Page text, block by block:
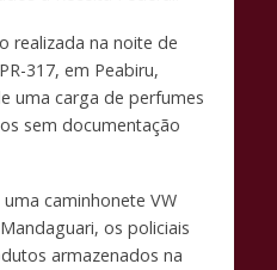
realizada na noite de
317, em Peabiru,
uma carga de perfumes
sem documentação
caminhonete VW
os policiais
armazenados na